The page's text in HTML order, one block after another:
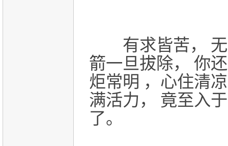
有求皆苦， 无
箭一旦拔除， 你
炬常明 ，心住清
满活力， 竟至入
了。